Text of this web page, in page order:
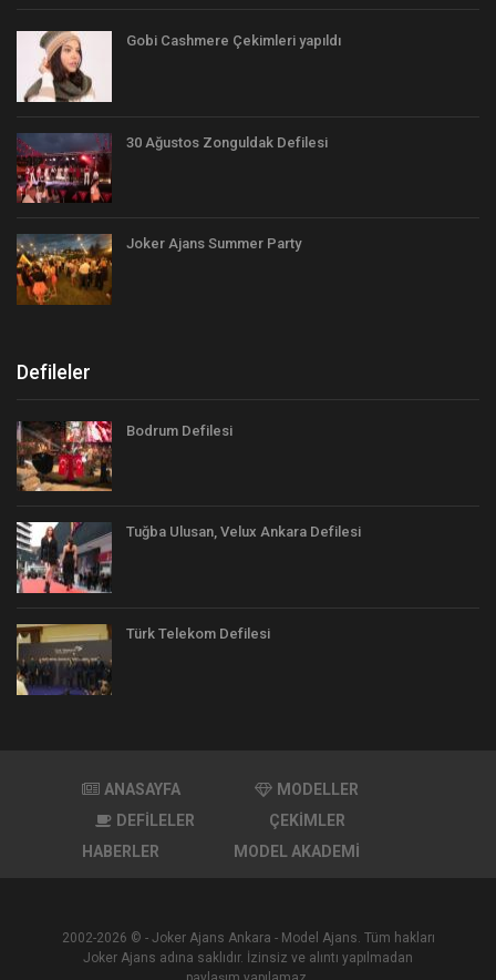
Gobi Cashmere Çekimleri yapıldı
30 Ağustos Zonguldak Defilesi
Joker Ajans Summer Party
Defileler
Bodrum Defilesi
Tuğba Ulusan, Velux Ankara Defilesi
Türk Telekom Defilesi
ANASAYFA
MODELLER
DEFİLELER
ÇEKİMLER
HABERLER
MODEL AKADEMİ
2002-2026 © - Joker Ajans Ankara - Model Ajans. Tüm hakları
Joker Ajans adına saklıdır. İzinsiz ve alıntı yapılmadan